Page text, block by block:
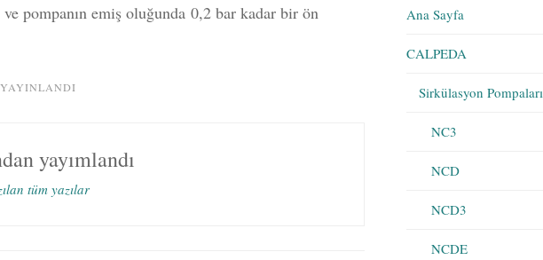
ve pompanın emiş oluğunda 0,2 bar kadar bir ön
yayımlandı
tüm yazılar
Ana Sayfa
CALPEDA
Sirkülasyon Pompaları
NC3
NCD
NCD3
NCDE